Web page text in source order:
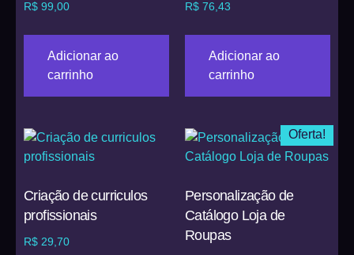
R$ 99,00
Adicionar ao
carrinho
R$ 76,43
Adicionar ao
carrinho
Criação de curriculos
profissionais
R$ 29,70
Oferta!
Personalização de
Catálogo Loja de
Roupas